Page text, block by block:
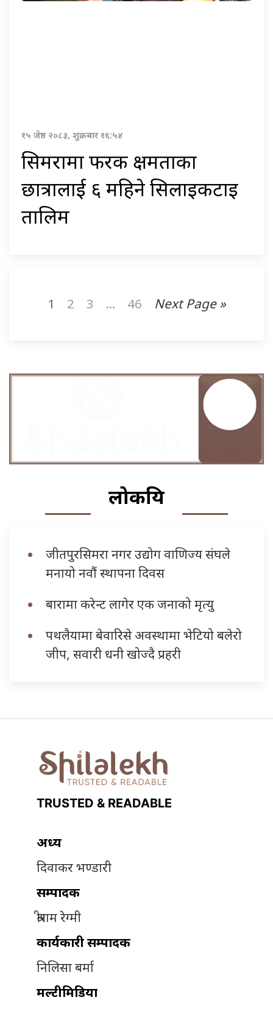
१५ जेष्ठ २०८३, शुक्रबार १६:५४
सिमरामा फरक क्षमताका
छात्रालाई ६ महिने सिलाइकटाइ
तालिम
1 2 3 ... 46 Next Page »
लोकप्रिय
जीतपुरसिमरा नगर उद्योग वाणिज्य संघले
मनायो नवौं स्थापना दिवस
बारामा करेन्ट लागेर एक जनाको मृत्यु
पथलैयामा बेवारिसे अवस्थामा भेटियो बलेरो
जीप, सवारी धनी खोज्दै प्रहरी
TRUSTED & READABLE
अध्यक्ष
दिवाकर भण्डारी
सम्पादक
श्रीराम रेग्मी
कार्यकारी सम्पादक
निलिसा बर्मा
मल्टीमिडिया